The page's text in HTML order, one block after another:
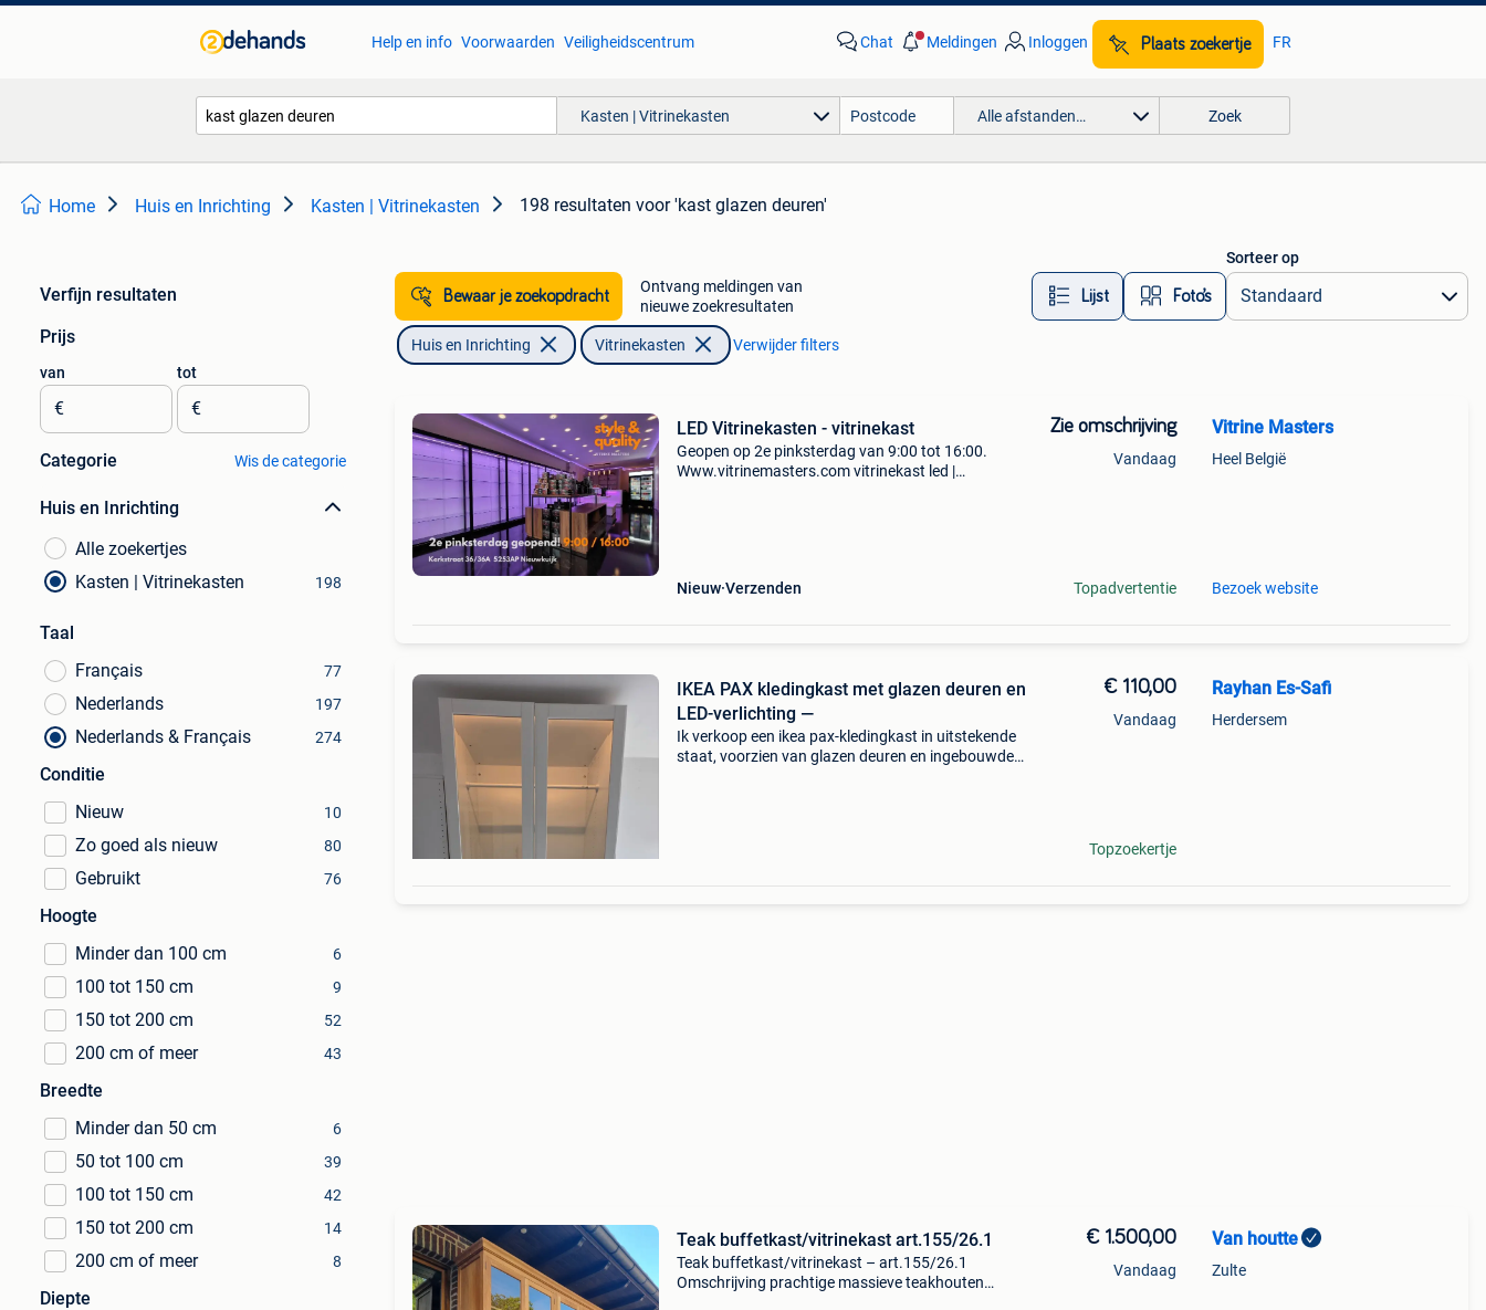
Help en info Voorwaarden Veiligheidscentrum Chat Meldingen Inloggen Plaats zoekertje FR
Kasten | Vitrinekasten Alle afstanden… Zoek
Home Huis en Inrichting Kasten | Vitrinekasten 198 resultaten voor 'kast glazen deuren'
Verfijn resultaten
Prijs
van
€
tot
€
Categorie Wis de categorie
Huis en Inrichting
Alle zoekertjes
Kasten | Vitrinekasten
198
Taal
Français
77
Nederlands 197
Nederlands & Français 274
Conditie
Nieuw
10
Zo goed als nieuw 80
Gebruikt 76
Hoogte
Minder dan 100 cm
6
100 tot 150 cm 9
150 tot 200 cm 52
200 cm of meer 43
Breedte
Minder dan 50 cm
6
50 tot 100 cm 39
100 tot 150 cm 42
150 tot 200 cm 14
200 cm of meer 8
Diepte
Bewaar je zoekopdracht
Ontvang meldingen van
nieuwe zoekresultaten
Lijst Foto’s
Sorteer op
Huis en Inrichting Vitrinekasten Verwijder filters
LED Vitrinekasten - vitrinekast
Geopen op 2e pinksterdag van 9:00 tot 16:00.
Www.vitrinemasters.com vitrinekast led |
Nieuw Verzenden
Zie omschrijving
Vandaag
Topadvertentie
Vitrine Masters
Heel België
Bezoek website
IKEA PAX kledingkast met glazen deuren en
LED-verlichting —
Ik verkoop een ikea pax-kledingkast in uitstekende
staat, voorzien van glazen deuren en ingebouwde
€ 110,00
Vandaag
Topzoekertje
Rayhan Es-Safi
Herdersem
Teak buffetkast/vitrinekast art.155/26.1
Teak buffetkast/vitrinekast – art.155/26.1
Omschrijving prachtige massieve teakhouten
€ 1.500,00
Vandaag
Van houtte
Zulte